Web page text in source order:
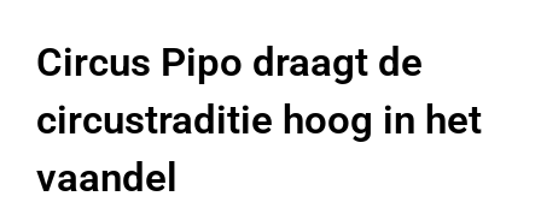
Circus Pipo draagt de
circustraditie hoog in het
vaandel